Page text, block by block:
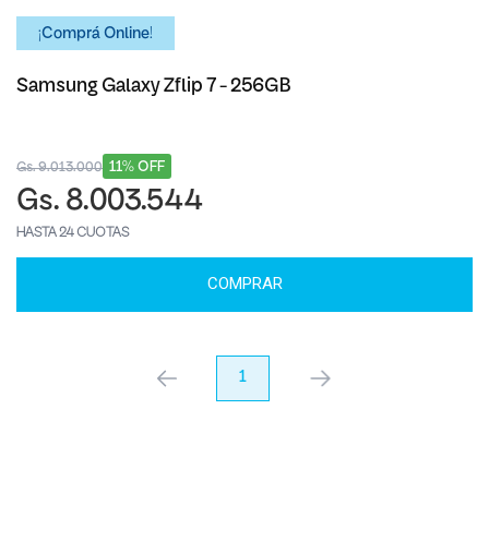
¡Comprá Online!
Samsung Galaxy Zflip 7 - 256GB
11% OFF
Gs. 9.013.000
Gs. 8.003.544
HASTA 24 CUOTAS
COMPRAR
anterior 1 próximo